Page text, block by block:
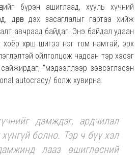
бүрэн ашиглаад, хууль хүчний
дөрөв дэх засаглалыг гартаа хийж
авчраад байдаг. Энэ байдал удаан
хөрш шигээ нэг том намтай, эрх
ойлголцож чадсан тэр хэсэг
“мэдээллээр зэвсэглэсэн
autocracy/ болж хувирна.
дэмждэг, ардчилал
хүнгүй болно. Тэр ч бүү хэл
лааз өшиглөсний